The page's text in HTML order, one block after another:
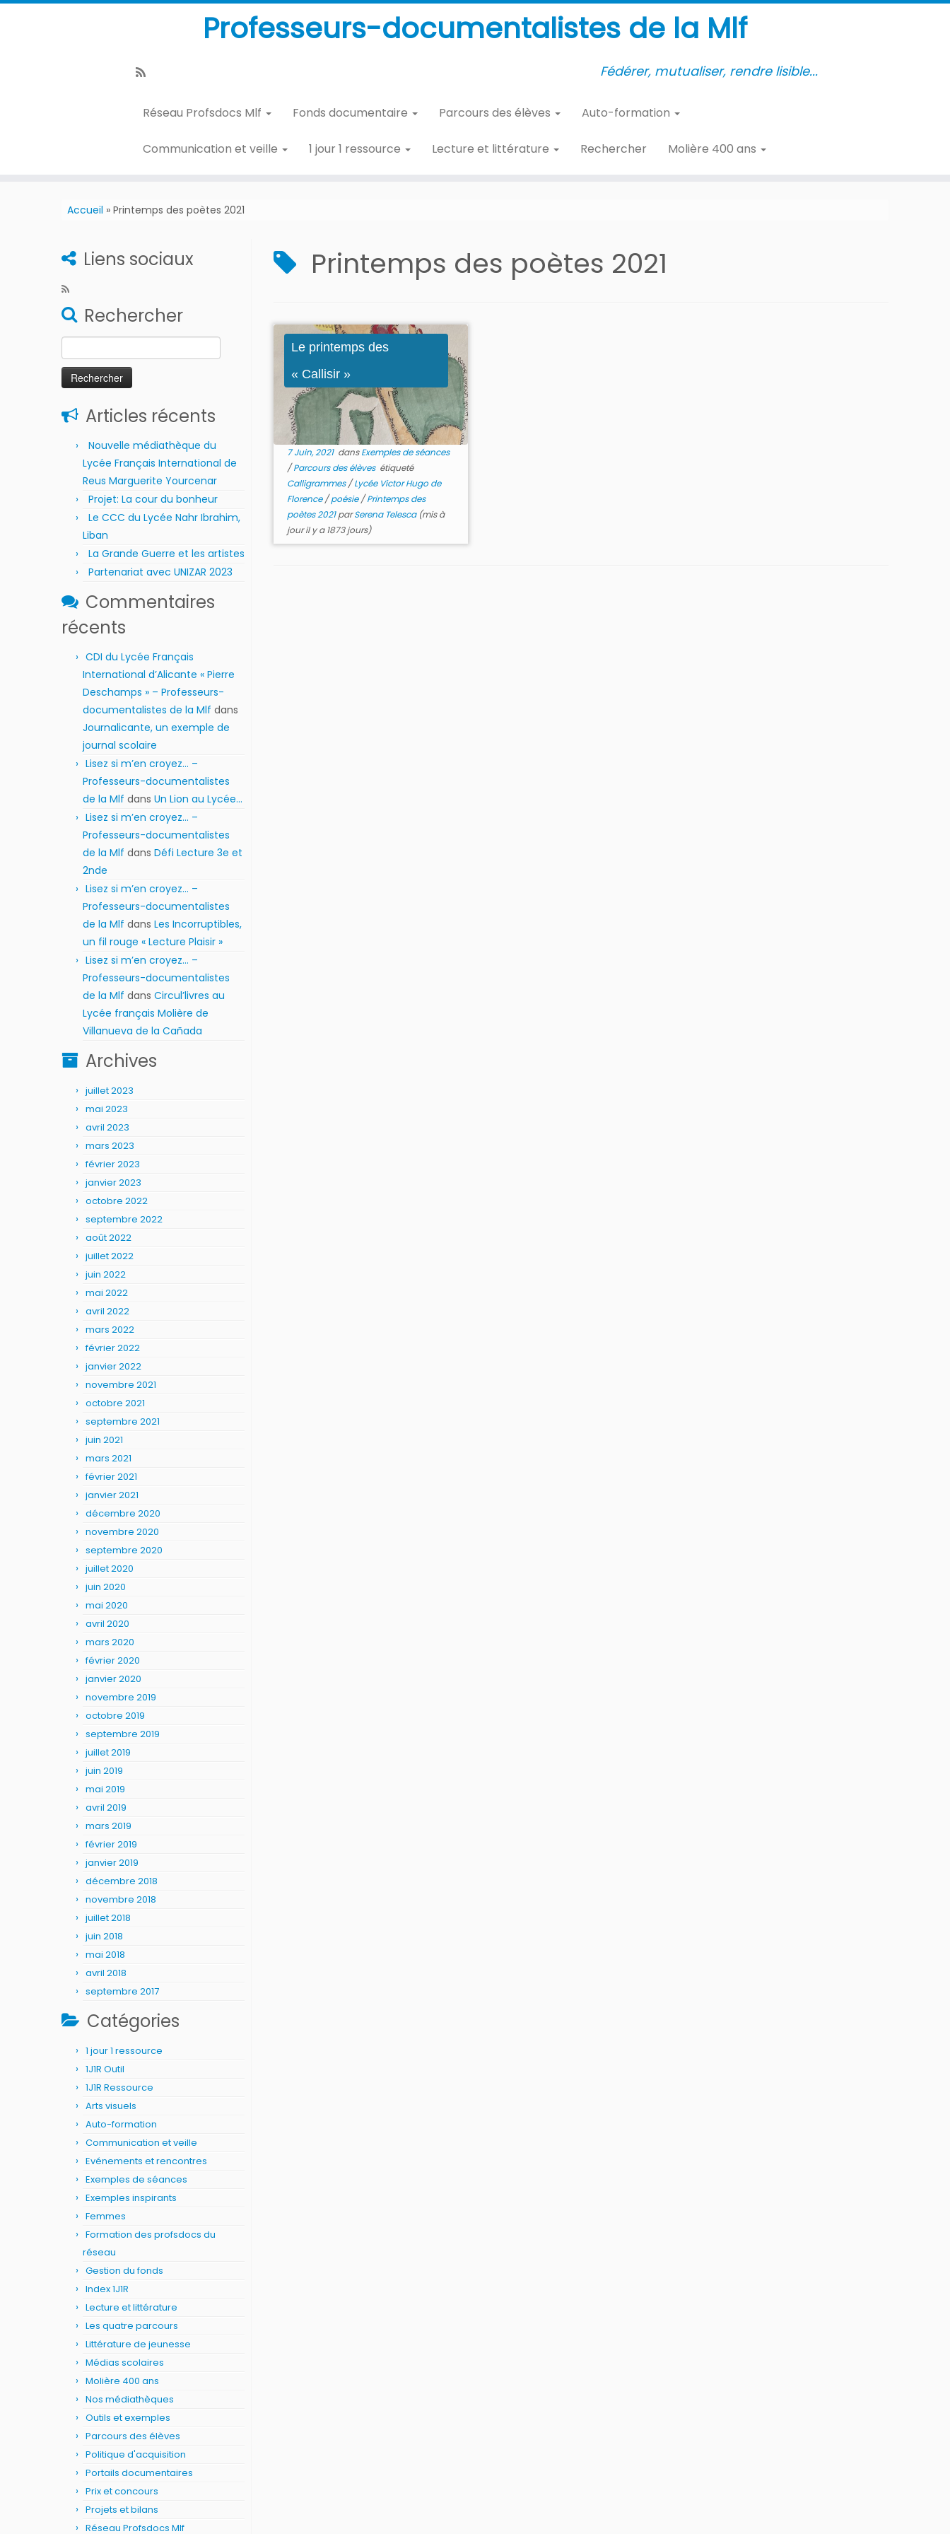
Professeurs-documentalistes de la Mlf
Fédérer, mutualiser, rendre lisible...
Réseau Profsdocs Mlf Fonds documentaire Parcours des élèves Auto-formation
Communication et veille 1 jour 1 ressource Lecture et littérature Rechercher Molière 400 ans
Accueil » Printemps des poètes 2021
Liens sociaux
Rechercher
Articles récents
Nouvelle médiathèque du
Lycée Français International de
Reus Marguerite Yourcenar
Projet: La cour du bonheur
Le CCC du Lycée Nahr Ibrahim,
Liban
La Grande Guerre et les artistes
Partenariat avec UNIZAR 2023
Commentaires
récents
CDI du Lycée Français
International d’Alicante « Pierre
Deschamps » – Professeurs-
documentalistes de la Mlf dans
Journalicante, un exemple de
journal scolaire
Lisez si m’en croyez… –
Professeurs-documentalistes
de la Mlf dans Un Lion au Lycée…
Lisez si m’en croyez… –
Professeurs-documentalistes
de la Mlf dans Défi Lecture 3e et
2nde
Lisez si m’en croyez… –
Professeurs-documentalistes
de la Mlf dans Les Incorruptibles,
un fil rouge « Lecture Plaisir »
Lisez si m’en croyez… –
Professeurs-documentalistes
de la Mlf dans Circul’livres au
Lycée français Molière de
Villanueva de la Cañada
Archives
juillet 2023
mai 2023
avril 2023
mars 2023
février 2023
janvier 2023
octobre 2022
septembre 2022
août 2022
juillet 2022
juin 2022
mai 2022
avril 2022
mars 2022
février 2022
janvier 2022
novembre 2021
octobre 2021
septembre 2021
juin 2021
mars 2021
février 2021
janvier 2021
décembre 2020
novembre 2020
septembre 2020
juillet 2020
juin 2020
mai 2020
avril 2020
mars 2020
février 2020
janvier 2020
novembre 2019
octobre 2019
septembre 2019
juillet 2019
juin 2019
mai 2019
avril 2019
mars 2019
février 2019
janvier 2019
décembre 2018
novembre 2018
juillet 2018
juin 2018
mai 2018
avril 2018
septembre 2017
Catégories
1 jour 1 ressource
1J1R Outil
1J1R Ressource
Arts visuels
Auto-formation
Communication et veille
Evénements et rencontres
Exemples de séances
Exemples inspirants
Femmes
Formation des profsdocs du
réseau
Gestion du fonds
Index 1J1R
Lecture et littérature
Les quatre parcours
Littérature de jeunesse
Médias scolaires
Molière 400 ans
Nos médiathèques
Outils et exemples
Parcours des élèves
Politique d'acquisition
Portails documentaires
Prix et concours
Projets et bilans
Réseau Profsdocs Mlf
Printemps des poètes 2021
Le printemps des
« Callisir »
7 Juin, 2021dansExemples de séances
/Parcours des élèves étiqueté
Calligrammes/Lycée Victor Hugo de
Florence/poésie/Printemps des
poètes 2021parSerena Telesca(mis à
jour il y a 1873 jours)